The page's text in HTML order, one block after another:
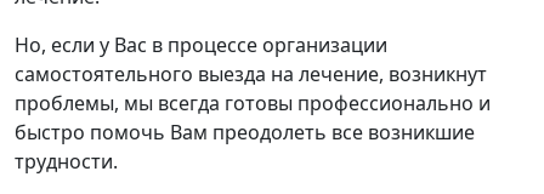
Но, если у Вас в процессе организации
самостоятельного выезда на лечение, возникнут
проблемы, мы всегда готовы профессионально и
быстро помочь Вам преодолеть все возникшие
трудности.